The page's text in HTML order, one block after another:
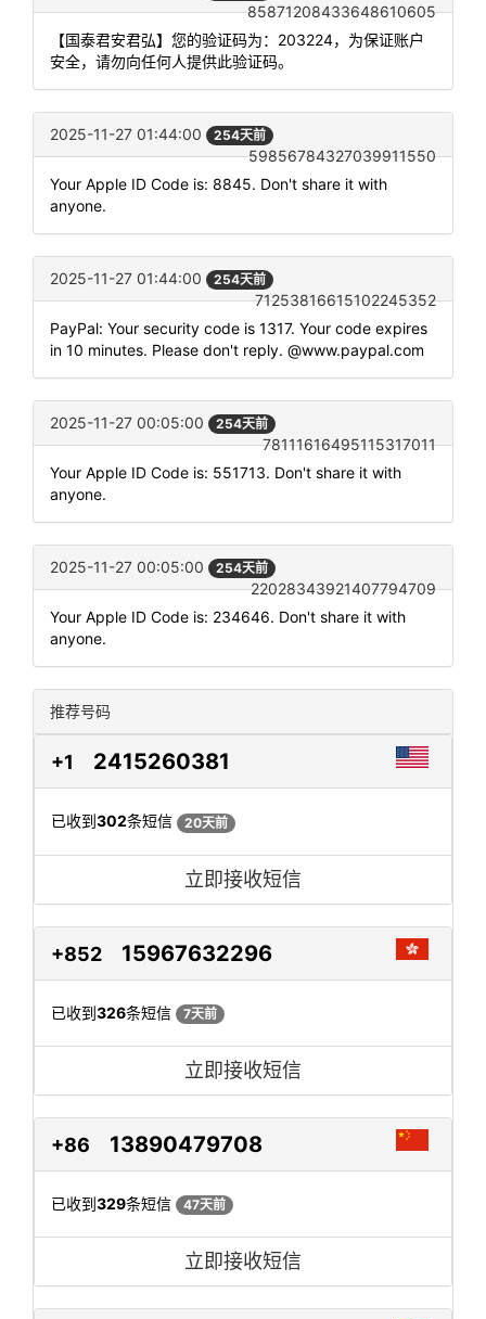
85871208433648610605
【国泰君安君弘】您的验证码为：203224，为保证账户
安全，请勿向任何人提供此验证码。
2025-11-27 01:44:00 254天前
59856784327039911550
Your Apple ID Code is: 8845. Don't share it with
anyone.
2025-11-27 01:44:00 254天前
71253816615102245352
PayPal: Your security code is 1317. Your code expires
in 10 minutes. Please don't reply. @www.paypal.com
2025-11-27 00:05:00 254天前
78111616495115317011
Your Apple ID Code is: 551713. Don't share it with
anyone.
2025-11-27 00:05:00 254天前
22028343921407794709
Your Apple ID Code is: 234646. Don't share it with
anyone.
推荐号码
+1 2415260381
已收到302条短信 20天前
立即接收短信
+852 15967632296
已收到326条短信 7天前
立即接收短信
+86 13890479708
已收到329条短信 47天前
立即接收短信